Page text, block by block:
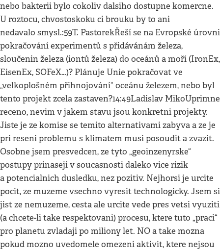
nebo bakterii bylo cokoliv dalsiho dostupne komercne.
U roztocu, chvostoskoku ci brouku by to ani
nedavalo smysl.:59T. PastorekŘeší se na Evropské úrovni
pokračování experimentů s přidávánám železa,
sloučenin železa (iontů železa) do oceánů a moří (IronEx,
EisenEx, SOFeX…)? Plánuje Unie pokračovat ve
„velkoplošném přihnojování“ oceánu železem, nebo byl
tento projekt zcela zastaven?14:49Ladislav MikoUprimne
receno, nevim v jakem stavu jsou konkretni projekty.
Jiste je ze komise se temito alternativami zabyva a ze je
pri reseni problemu s klimatem musi posoudit a zvazit.
Osobne jsem presvedcen, ze tyto „geoinzenyrske“
postupy prinaseji v soucasnosti daleko vice rizik
a potencialnich dusledku, nez pozitiv. Nejhorsi je urcite
pocit, ze muzeme vsechno vyresit technologicky. Jsem si
jist ze nemuzeme, cesta ale urcite vede pres vetsi vyuziti
(a chcete-li take respektovani) procesu, ktere tuto „praci“
pro planetu zvladaji po miliony let. NO a take mozna
pokud mozno uvedomele omezeni aktivit, ktere nejsou